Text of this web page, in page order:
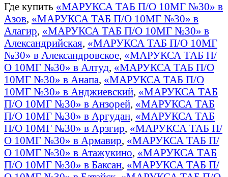
Где купить «МАРУКСА ТАБ П/О 10МГ №30» в
Азов, «МАРУКСА ТАБ П/О 10МГ №30» в
Алагир, «МАРУКСА ТАБ П/О 10МГ №30» в
Александрийская, «МАРУКСА ТАБ П/О 10МГ
№30» в Александровское, «МАРУКСА ТАБ П/
О 10МГ №30» в Алтуд, «МАРУКСА ТАБ П/О
10МГ №30» в Анапа, «МАРУКСА ТАБ П/О
10МГ №30» в Анджиевский, «МАРУКСА ТАБ
П/О 10МГ №30» в Анзорей, «МАРУКСА ТАБ
П/О 10МГ №30» в Аргудан, «МАРУКСА ТАБ
П/О 10МГ №30» в Арзгир, «МАРУКСА ТАБ П/
О 10МГ №30» в Армавир, «МАРУКСА ТАБ П/
О 10МГ №30» в Атажукино, «МАРУКСА ТАБ
П/О 10МГ №30» в Баксан, «МАРУКСА ТАБ П/